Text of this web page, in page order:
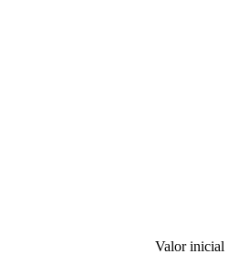
Valor inicial